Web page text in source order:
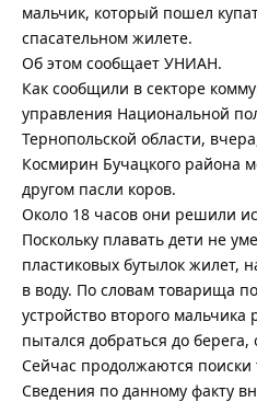
мальчик, который пошел
спасательном жилете.
Об этом сообщает УНИАН.
Как сообщили в секторе
управления Национальной
Тернопольской области,
Космирин Бучацкого района
другом пасли коров.
Около 18 часов они решили
Поскольку плавать дети не
пластиковых бутылок жилет,
в воду. По словам товарища
устройство второго мальчика
пытался добраться до берега,
Сейчас продолжаются поиски
Сведения по данному факту